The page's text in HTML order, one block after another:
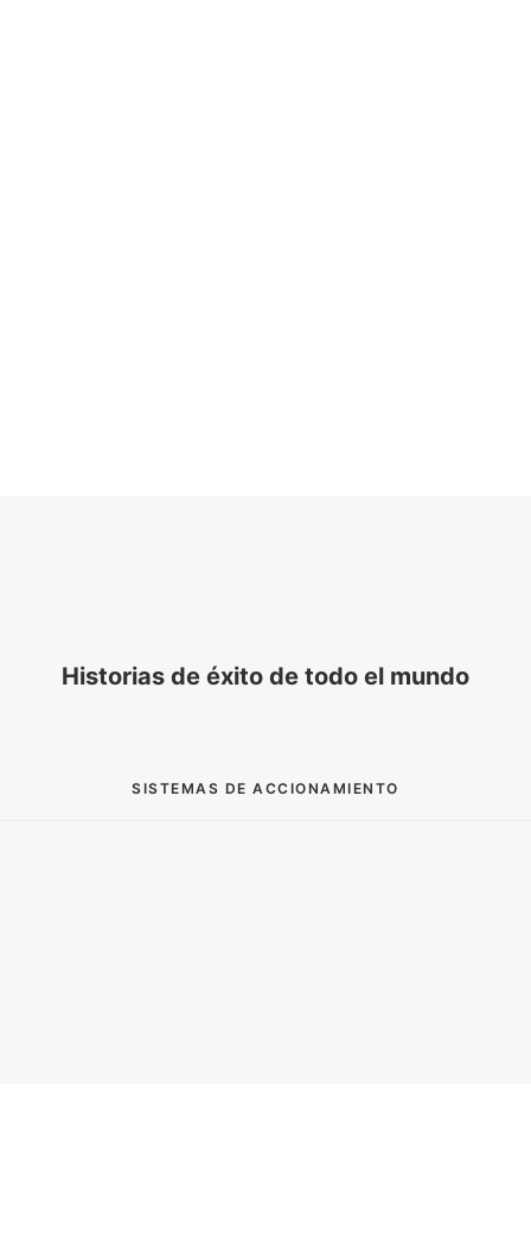
Historias de éxito de todo el mundo
SISTEMAS DE ACCIONAMIENTO